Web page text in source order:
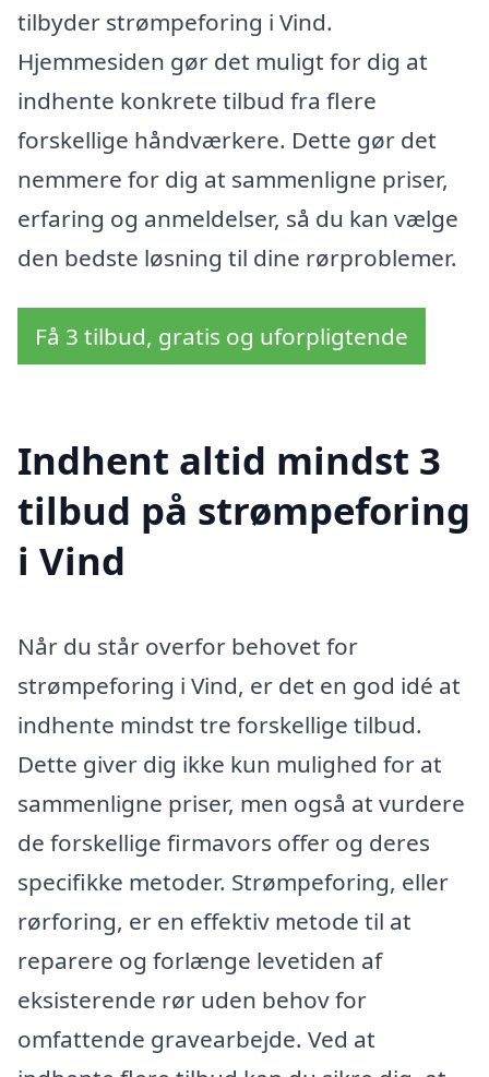
tilbyder strømpeforing i Vind.
Hjemmesiden gør det muligt for dig at
indhente konkrete tilbud fra flere
forskellige håndværkere. Dette gør det
nemmere for dig at sammenligne priser,
erfaring og anmeldelser, så du kan vælge
den bedste løsning til dine rørproblemer.
Få 3 tilbud, gratis og uforpligtende
Indhent altid mindst 3
tilbud på strømpeforing
i Vind
Når du står overfor behovet for
strømpeforing i Vind, er det en god idé at
indhente mindst tre forskellige tilbud.
Dette giver dig ikke kun mulighed for at
sammenligne priser, men også at vurdere
de forskellige firmavors offer og deres
specifikke metoder. Strømpeforing, eller
rørforing, er en effektiv metode til at
reparere og forlænge levetiden af
eksisterende rør uden behov for
omfattende gravearbejde. Ved at